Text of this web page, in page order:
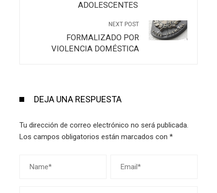
ADOLESCENTES
NEXT POST
FORMALIZADO POR
VIOLENCIA DOMÉSTICA
DEJA UNA RESPUESTA
Tu dirección de correo electrónico no será publicada.
Los campos obligatorios están marcados con *